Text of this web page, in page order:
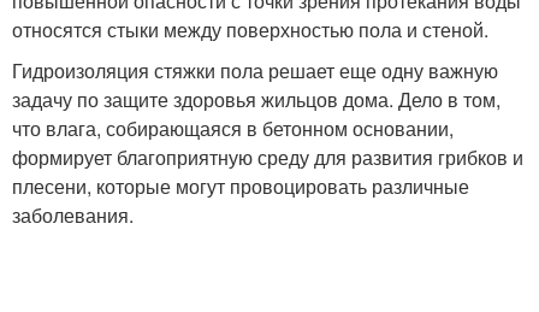
относятся стыки между поверхностью пола и стеной.
Гидроизоляция стяжки пола решает еще одну важную
задачу по защите здоровья жильцов дома. Дело в том,
что влага, собирающаяся в бетонном основании,
формирует благоприятную среду для развития грибков и
плесени, которые могут провоцировать различные
заболевания.